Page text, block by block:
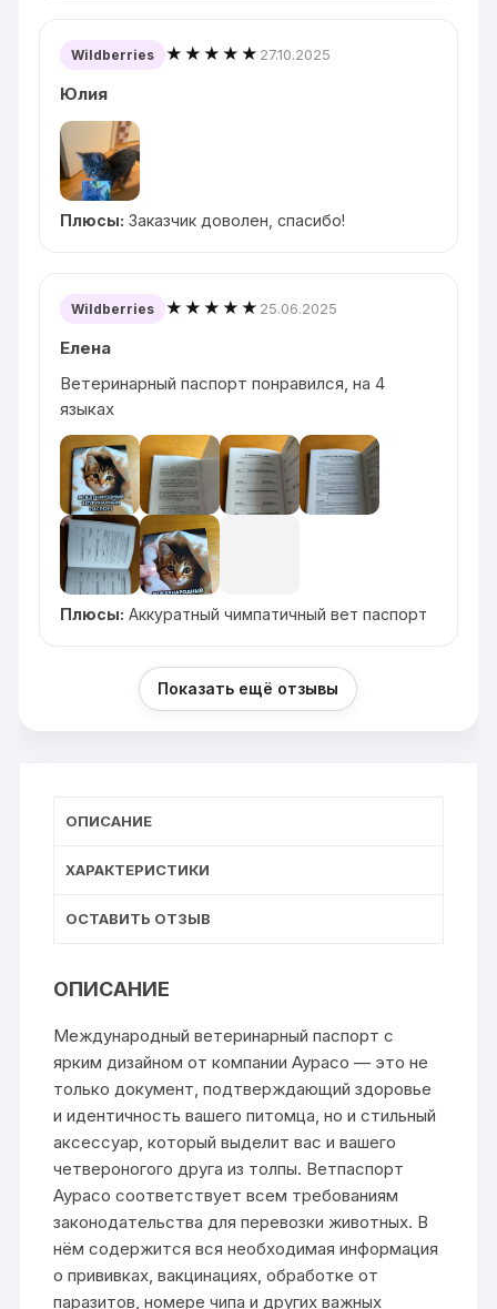
Wildberries ★★★★★ 27.10.2025
Юлия
Плюсы: Заказчик доволен, спасибо!
Wildberries ★★★★★ 25.06.2025
Елена
Ветеринарный паспорт понравился, на 4
языках
Плюсы: Аккуратный чимпатичный вет паспорт
Показать ещё отзывы
ОПИСАНИЕ
ХАРАКТЕРИСТИКИ
ОСТАВИТЬ ОТЗЫВ
ОПИСАНИЕ
Международный ветеринарный паспорт с
ярким дизайном от компании Аурасо — это не
только документ, подтверждающий здоровье
и идентичность вашего питомца, но и стильный
аксессуар, который выделит вас и вашего
четвероногого друга из толпы. Ветпаспорт
Аурасо соответствует всем требованиям
законодательства для перевозки животных. В
нём содержится вся необходимая информация
о прививках, вакцинациях, обработке от
паразитов, номере чипа и других важных